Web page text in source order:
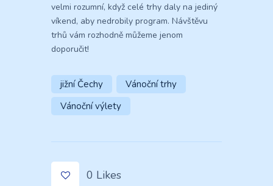
velmi rozumní, když celé trhy daly na jediný
víkend, aby nedrobily program. Návštěvu
trhů vám rozhodně můžeme jenom
doporučit!
jižní Čechy
Vánoční trhy
Vánoční výlety
0 Likes